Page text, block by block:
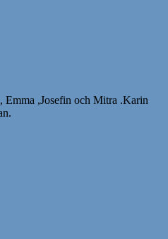
Emma ,Josefin och Mitra .Karin